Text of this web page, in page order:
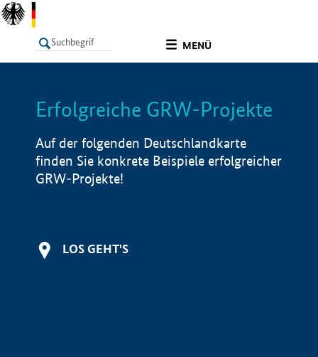
MENÜ
LISTE Info
Erfolgreiche GRW-Projekte
Auf der folgenden Deutschlandkarte
finden Sie konkrete Beispiele erfolgreicher
GRW-Projekte!
LOS GEHT'S